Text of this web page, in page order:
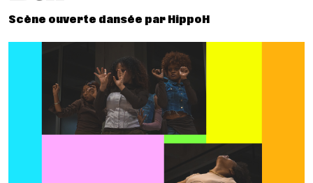
Scène ouverte dansée par HippoH